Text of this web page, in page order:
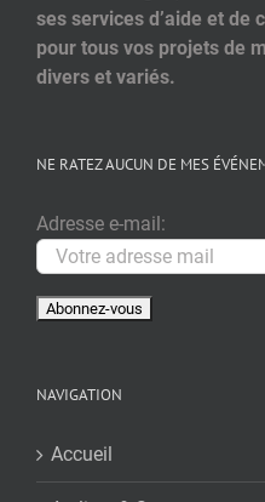
ses services d’aide et de
pour tous vos projets de
divers et variés.
NE RATEZ AUCUN DE MES
Adresse e-mail:
NAVIGATION
Accueil